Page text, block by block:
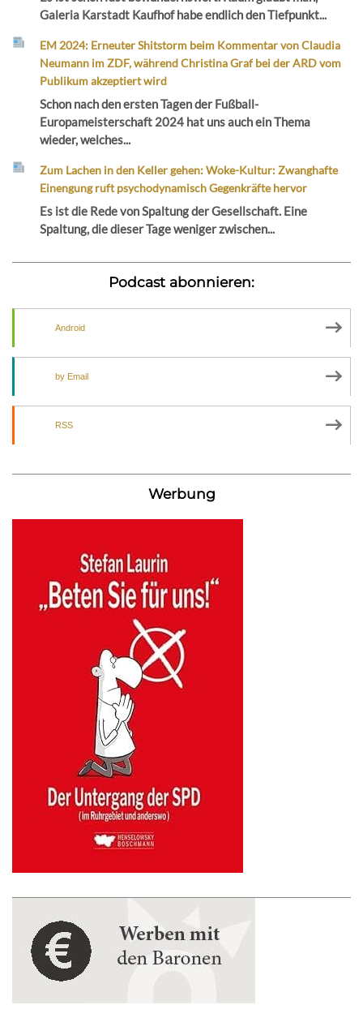
Galeria Karstadt Kaufhof habe endlich den Tiefpunkt...
EM 2024: Erneuter Shitstorm beim Kommentar von Claudia
Neumann im ZDF, während Christina Graf bei der ARD vom
Publikum akzeptiert wird
Schon nach den ersten Tagen der Fußball-
Europameisterschaft 2024 hat uns auch ein Thema
wieder, welches...
Zum Lachen in den Keller gehen: Woke-Kultur: Zwanghafte
Einengung ruft psychodynamisch Gegenkräfte hervor
Es ist die Rede von Spaltung der Gesellschaft. Eine
Spaltung, die dieser Tage weniger zwischen...
Podcast abonnieren:
Android
by Email
RSS
Werbung